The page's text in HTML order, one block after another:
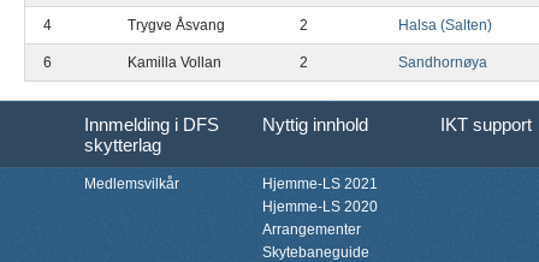
4 Trygve Åsvang 2 Halsa (Salten)
6 Kamilla Vollan 2 Sandhornøya
Innmelding i DFS
skytterlag
Nyttig innhold IKT support
Medlemsvilkår
Hjemme-LS 2021
Hjemme-LS 2020
Arrangementer
Skytebaneguide